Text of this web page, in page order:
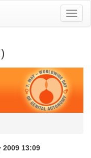
2009 13:09